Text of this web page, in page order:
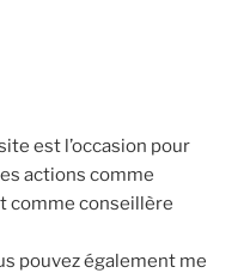
est l’occasion pour
actions comme
comme conseillère
pouvez également me